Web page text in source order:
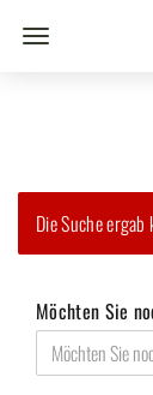
Die Suche
Möchten Sie